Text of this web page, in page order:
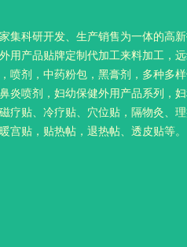
集科研开发、生产销售为一体的高
用产品贴牌定制代加工来料加工，
喷剂，中药粉包，黑膏剂，多种多
炎喷剂，妇幼保健外用产品系列，
疗贴、冷疗贴、穴位贴，隔物灸、
宫贴，贴热帖，退热帖、透皮贴等